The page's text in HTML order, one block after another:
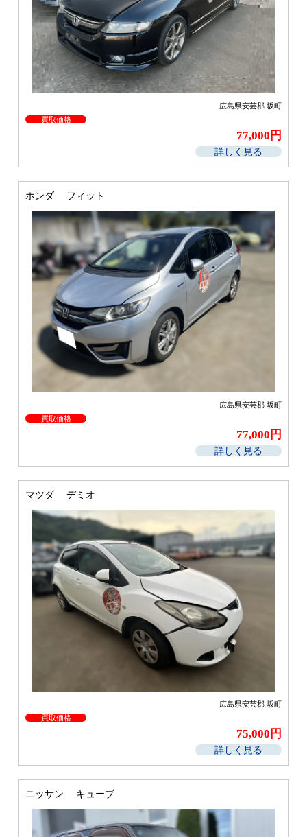
広島県安芸郡 坂町
買取価格
77,000円
詳しく見る
ホンダ フィット
広島県安芸郡 坂町
買取価格
77,000円
詳しく見る
マツダ デミオ
広島県安芸郡 坂町
買取価格
75,000円
詳しく見る
ニッサン キューブ